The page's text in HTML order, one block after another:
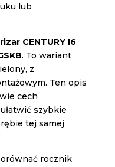
lub
CENTURY I6
. To wariant
z
Ten opis
cech
szybkie
tej samej
rocznik